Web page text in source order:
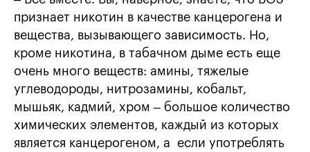
признает никотин в качестве канцерогена и
вещества, вызывающего зависимость. Но,
кроме никотина, в табачном дыме есть еще
очень много веществ: амины, тяжелые
углеводороды, нитрозамины, кобальт,
мышьяк, кадмий, хром – большое количество
химических элементов, каждый из которых
является канцерогеном, а если употреблять